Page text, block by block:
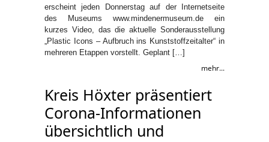
erscheint jeden Donnerstag auf der Internetseite
des Museums www.mindenermuseum.de ein
kurzes Video, das die aktuelle Sonderausstellung
„Plastic Icons – Aufbruch ins Kunststoffzeitalter“ in
mehreren Etappen vorstellt. Geplant […]
mehr...
Kreis Höxter präsentiert
Corona-Informationen
übersichtlich und